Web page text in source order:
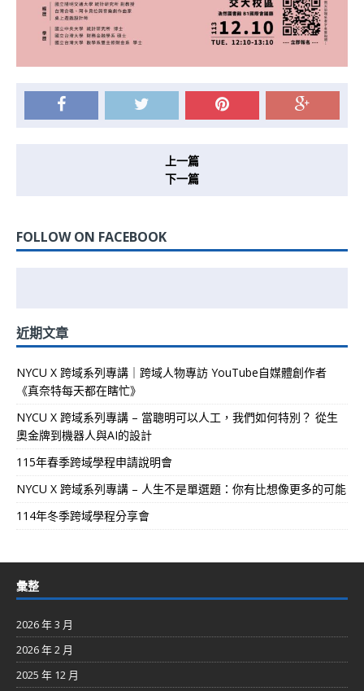
上一篇
下一篇
FOLLOW ON FACEBOOK
近期文章
NYCU X 跨域系列專講｜跨域人物專訪 YouTube自媒體創作者
《真奈特每天都在瞎忙》
NYCU X 跨域系列專講 – 當聰明可以人工，我們如何特別？ 從生
奧金牌到機器人與AI的設計
115年春季跨域學程申請說明會
NYCU X 跨域系列專講 – 人生不是單選題：你有比想像更多的可能
114年冬季跨域學程分享會
彙整
2026 年 3 月
2026 年 2 月
2025 年 12 月